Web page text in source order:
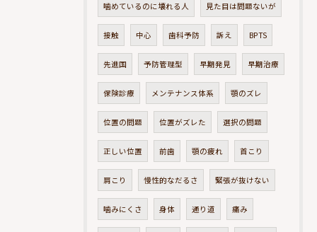
噛めているのに壊れる人 見た目は問題ないが
接触 中心 歯科予防 訴え BPTS
先進国 予防管理型 早期発見 早期治療
保険診療 メンテナンス体系 顎のズレ
位置の問題 位置がズレた 選択の問題
正しい位置 前歯 顎の疲れ 首こり
肩こり 慢性的なだるさ 緊張が抜けない
噛みにくさ 身体 通り道 痛み